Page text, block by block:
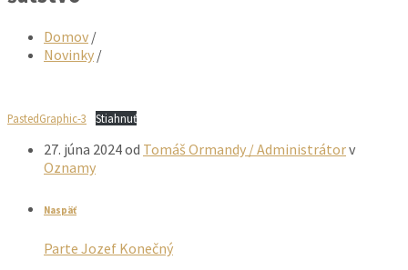
Domov /
Novinky /
PastedGraphic-3 Stiahnuť
27. júna 2024od Tomáš Ormandy / Administrátorv
Oznamy
Naspäť
Parte Jozef Konečný